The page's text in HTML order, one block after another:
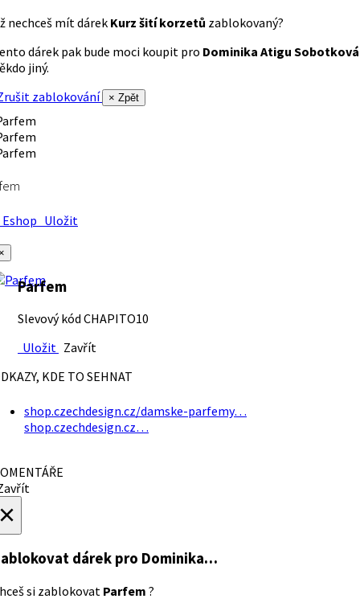
nechceš mít dárek Kurz šití korzetů zablokovaný?
dárek pak bude moci koupit pro Dominika Atigu Sobotková
jiný.
zablokování
× Zpět
Uložit
Parfem
Slevový kód CHAPITO10
Uložit Zavřít
KDE TO SEHNAT
shop.czechdesign.cz/damske-parfemy…
shop.czechdesign.cz…
dárek pro Dominika…
si zablokovat Parfem ?